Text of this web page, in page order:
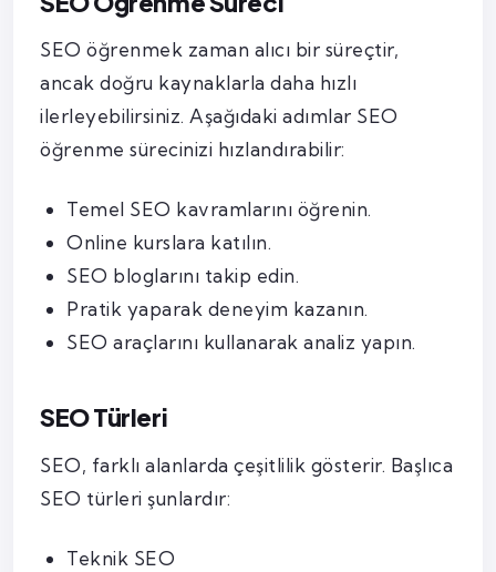
SEO öğrenmek zaman alıcı bir süreçtir,
ancak doğru kaynaklarla daha hızlı
ilerleyebilirsiniz. Aşağıdaki adımlar SEO
öğrenme sürecinizi hızlandırabilir:
Temel SEO kavramlarını öğrenin.
Online kurslara katılın.
SEO bloglarını takip edin.
Pratik yaparak deneyim kazanın.
SEO araçlarını kullanarak analiz yapın.
SEO Türleri
SEO, farklı alanlarda çeşitlilik gösterir. Başlıca
SEO türleri şunlardır:
Teknik SEO